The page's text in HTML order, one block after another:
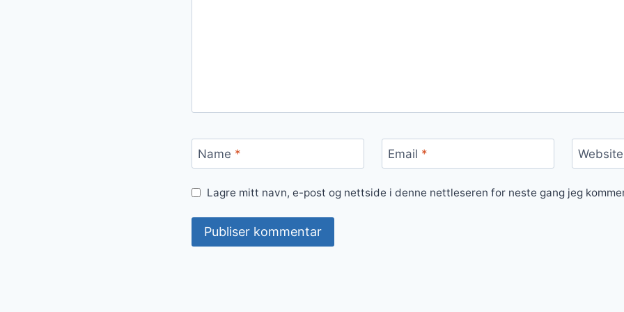
Name * Email * Website
Lagre mitt navn, e-post og nettside i denne nettleseren for neste gang jeg